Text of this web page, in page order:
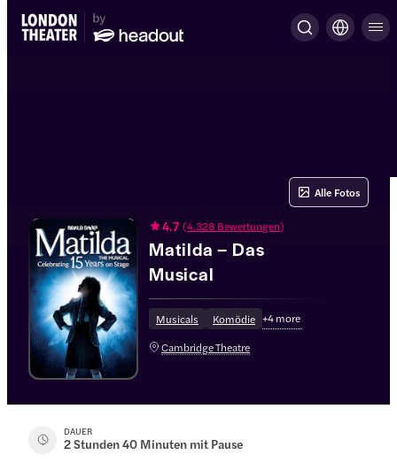
4.7 (4.328 Bewertungen)
Matilda – Das
Musical
Musicals Komödie +4more
Cambridge Theatre
Alle Fotos
DAUER
2 Stunden 40 Minuten mit Pause